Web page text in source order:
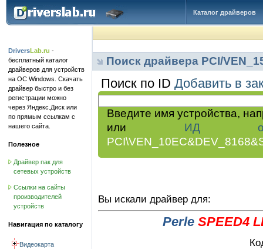
Каталог драйверов
DriversLab.ru -
бесплатный каталог
драйверов для устройств
на ОС Windows. Скачать
драйвер быстро и без
регистрации можно
через Яндекс.Диск или
по прямым ссылкам с
нашего сайта.
Полезное
Драйвер пак для
сетевых устройств
Ссылки на сайты
производителей
устройств
Навигация по каталогу
Видеокарта
Поиск драйвера PCI/
Поиск по ID Добавить в
Введите имя устройства,
или ИД
Вы искали драйвер для:
Perle SPEED4